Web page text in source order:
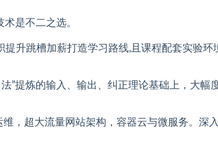
是不二之选。
升跳槽加薪打造学习路线,且课程配套实验环
”提炼的输入、输出、纠正理论基础上，大幅
，超大流量网站架构，容器云与微服务。深